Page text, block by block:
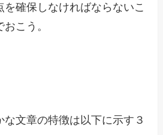
を確保しなければならないこ
こう。
文章の特徴は以下に示す３